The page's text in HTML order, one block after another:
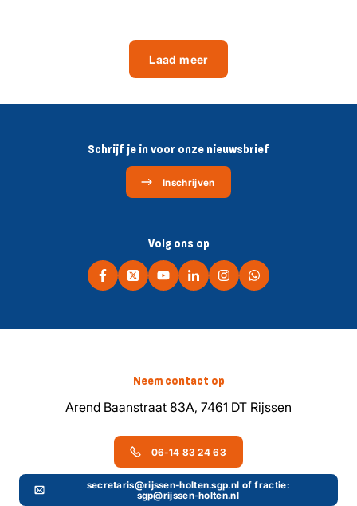
Laad meer
Schrijf je in voor onze nieuwsbrief
Inschrijven
Volg ons op
Neem contact op
Arend Baanstraat 83A, 7461 DT Rijssen
06-14 83 24 63
secretaris@rijssen-holten.sgp.nl of fractie:
sgp@rijssen-holten.nl